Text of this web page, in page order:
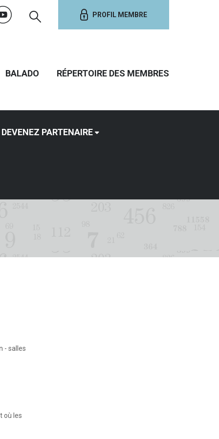
PROFIL MEMBRE
BALADO RÉPERTOIRE DES MEMBRES
DEVENEZ PARTENAIRE
- salles
où les